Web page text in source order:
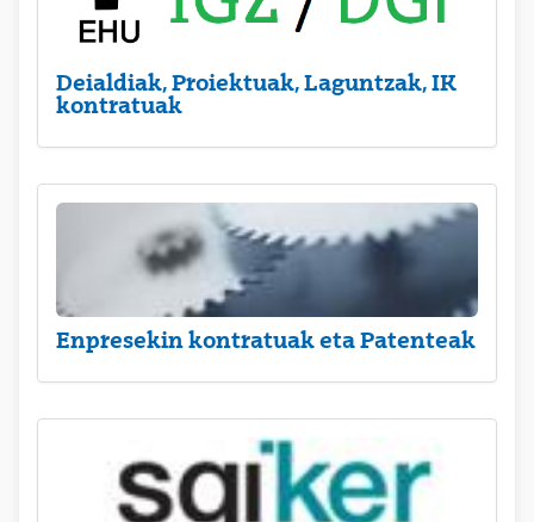
Deialdiak, Proiektuak, Laguntzak, IK
kontratuak
Enpresekin kontratuak eta Patenteak